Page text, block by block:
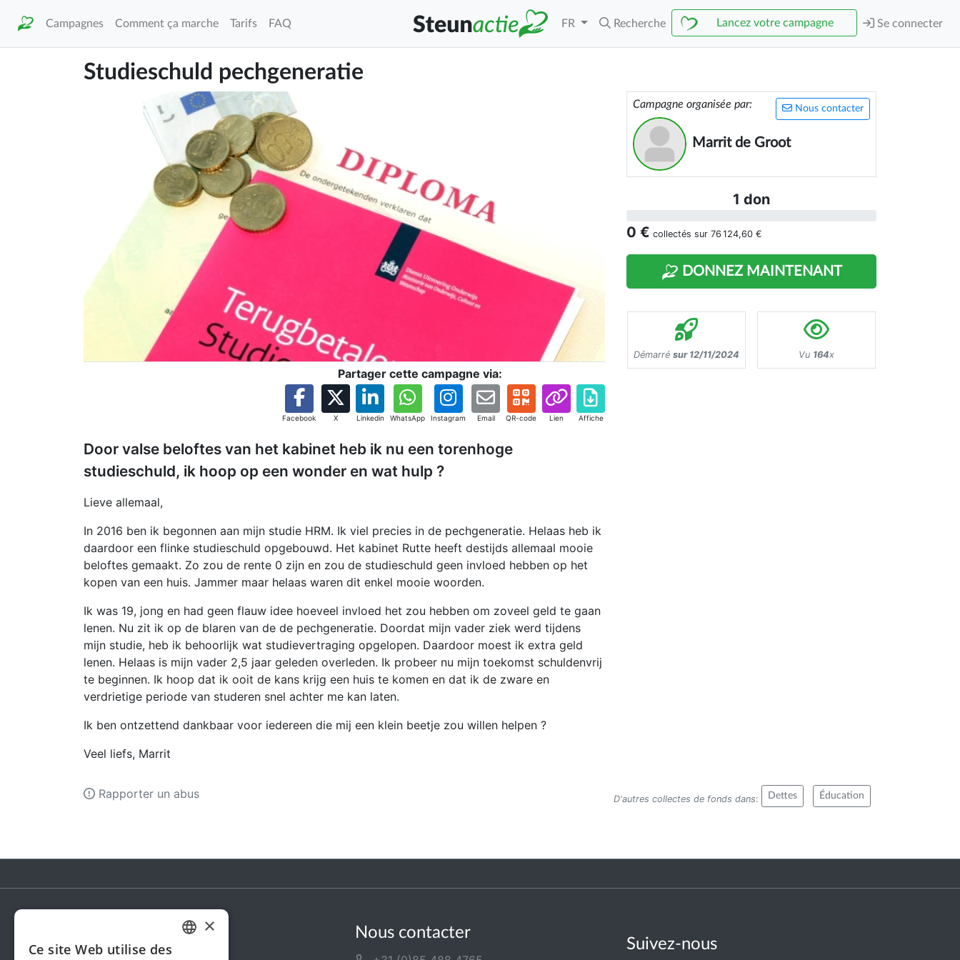
Campagnes Comment ça marche Tarifs FAQ FR Recherche Lancez votre campagne Se connecter
Studieschuld pechgeneratie
Partager cette campagne via:
Facebook X Linkedin WhatsApp Instagram Email QR-code Lien Affiche
Door valse beloftes van het kabinet heb ik nu een torenhoge
studieschuld, ik hoop op een wonder en wat hulp ?
Lieve allemaal,
In 2016 ben ik begonnen aan mijn studie HRM. Ik viel precies in de pechgeneratie. Helaas heb ik
daardoor een flinke studieschuld opgebouwd. Het kabinet Rutte heeft destijds allemaal mooie
beloftes gemaakt. Zo zou de rente 0 zijn en zou de studieschuld geen invloed hebben op het
kopen van een huis. Jammer maar helaas waren dit enkel mooie woorden.
Ik was 19, jong en had geen flauw idee hoeveel invloed het zou hebben om zoveel geld te gaan
lenen. Nu zit ik op de blaren van de de pechgeneratie. Doordat mijn vader ziek werd tijdens
mijn studie, heb ik behoorlijk wat studievertraging opgelopen. Daardoor moest ik extra geld
lenen. Helaas is mijn vader 2,5 jaar geleden overleden. Ik probeer nu mijn toekomst schuldenvrij
te beginnen. Ik hoop dat ik ooit de kans krijg een huis te komen en dat ik de zware en
verdrietige periode van studeren snel achter me kan laten.
Ik ben ontzettend dankbaar voor iedereen die mij een klein beetje zou willen helpen ?
Veel liefs, Marrit
Nous contacter
Campagne organisée par:
Marrit de Groot
1 don
0 € collectés sur 76 124,60 €
DONNEZ MAINTENANT
Démarré sur 12/11/2024 Vu 164x
D'autres collectes de fonds dans: Dettes Éducation
Rapporter un abus
Nous contacter
Suivez-nous
×
Ce site Web utilise des